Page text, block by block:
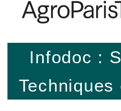
Infodoc :